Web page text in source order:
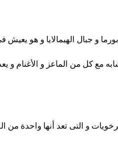
و جبال الهيمالايا و هو يعيش
مع كل من الماعز و الأغنام و
و التى تعد أنها واحدة من